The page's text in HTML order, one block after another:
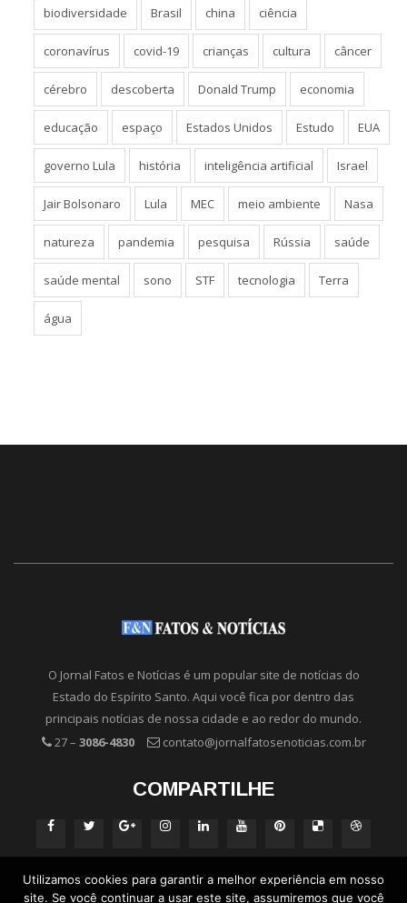
biodiversidade Brasil china ciência
coronavírus covid-19 crianças cultura câncer
cérebro descoberta Donald Trump economia
educação espaço Estados Unidos Estudo EUA
governo Lula história inteligência artificial Israel
Jair Bolsonaro Lula MEC meio ambiente Nasa
natureza pandemia pesquisa Rússia saúde
saúde mental sono STF tecnologia Terra
água
O Jornal Fatos e Notícias é um popular site de notícias do
Estado do Espírito Santo. Aqui você fica por dentro das
principais notícias de nossa cidade e ao redor do mundo.
27 – 3086-4830 contato@jornalfatosenoticias.com.br
COMPARTILHE
Utilizamos cookies para garantir a melhor experiência em nosso
site. Se você continuar a usar este site, assumiremos que você